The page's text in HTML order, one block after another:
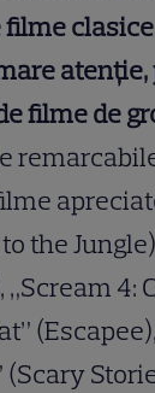
filme
filme de
the
„Scream